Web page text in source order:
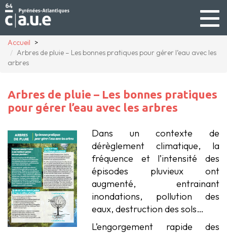
Accueil
Arbres de pluie – Les bonnes pratiques pour gérer l’eau avec les
arbres
Arbres de pluie – Les bonnes pratiques
pour gérer l’eau avec les arbres
Dans un contexte de
dérèglement climatique, la
fréquence et l’intensité des
épisodes pluvieux ont
augmenté, entrainant
inondations, pollution des
eaux, destruction des sols…
L’engorgement rapide des